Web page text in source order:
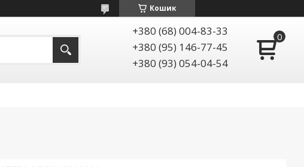
Кошик
+380 (68) 004-83-33
+380 (95) 146-77-45
+380 (93) 054-04-54